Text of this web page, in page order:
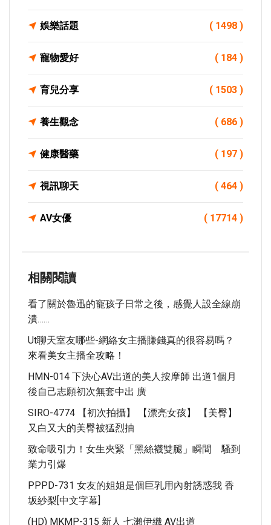
娛樂話題 ( 1498 )
寵物愛好 ( 184 )
育兒分享 ( 1503 )
養生觀念 ( 686 )
健康醫藥 ( 197 )
視訊聊天 ( 464 )
AV女優 ( 17714 )
相關閱讀
看了關於魯迅的寵孩子日常之後，感覺人設全線崩
潰……
Ut聊天室友哪些-網絡女主播賺錢真的很容易嗎？
來看美女主播全攻略！
HMN-014 下決心AV出道的美人按摩師 出道1個月
後自己志願初次無套中出 廣
SIRO-4774 【初次拍攝】 【漂亮女孩】 【美臀】
又白又大的美臀被猛烈抽
致命吸引力！女生夾緊「黑絲襪雙腿」瞬間 騷到
業力引爆
PPPD-731 女友的姐姐是個巨乳用內射誘惑我 香
坂紗梨[中文字幕]
(HD) MKMP-315 新人 七瀨伊織 AV出道